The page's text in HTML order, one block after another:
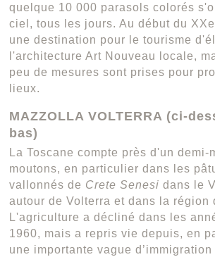
quelque 10 000 parasols colorés
ciel, tous les jours. Au début du
une destination pour le tourisme
l'architecture Art Nouveau locale,
peu de mesures sont prises pour
lieux.
MAZZOLLA VOLTERRA (ci-
bas)
La Toscane compte près d'un demi-
moutons, en particulier dans les
vallonnés de Crete Senesi dans le
autour de Volterra et dans la région
L'agriculture a décliné dans les
1960, mais a repris vie depuis, en
une importante vague